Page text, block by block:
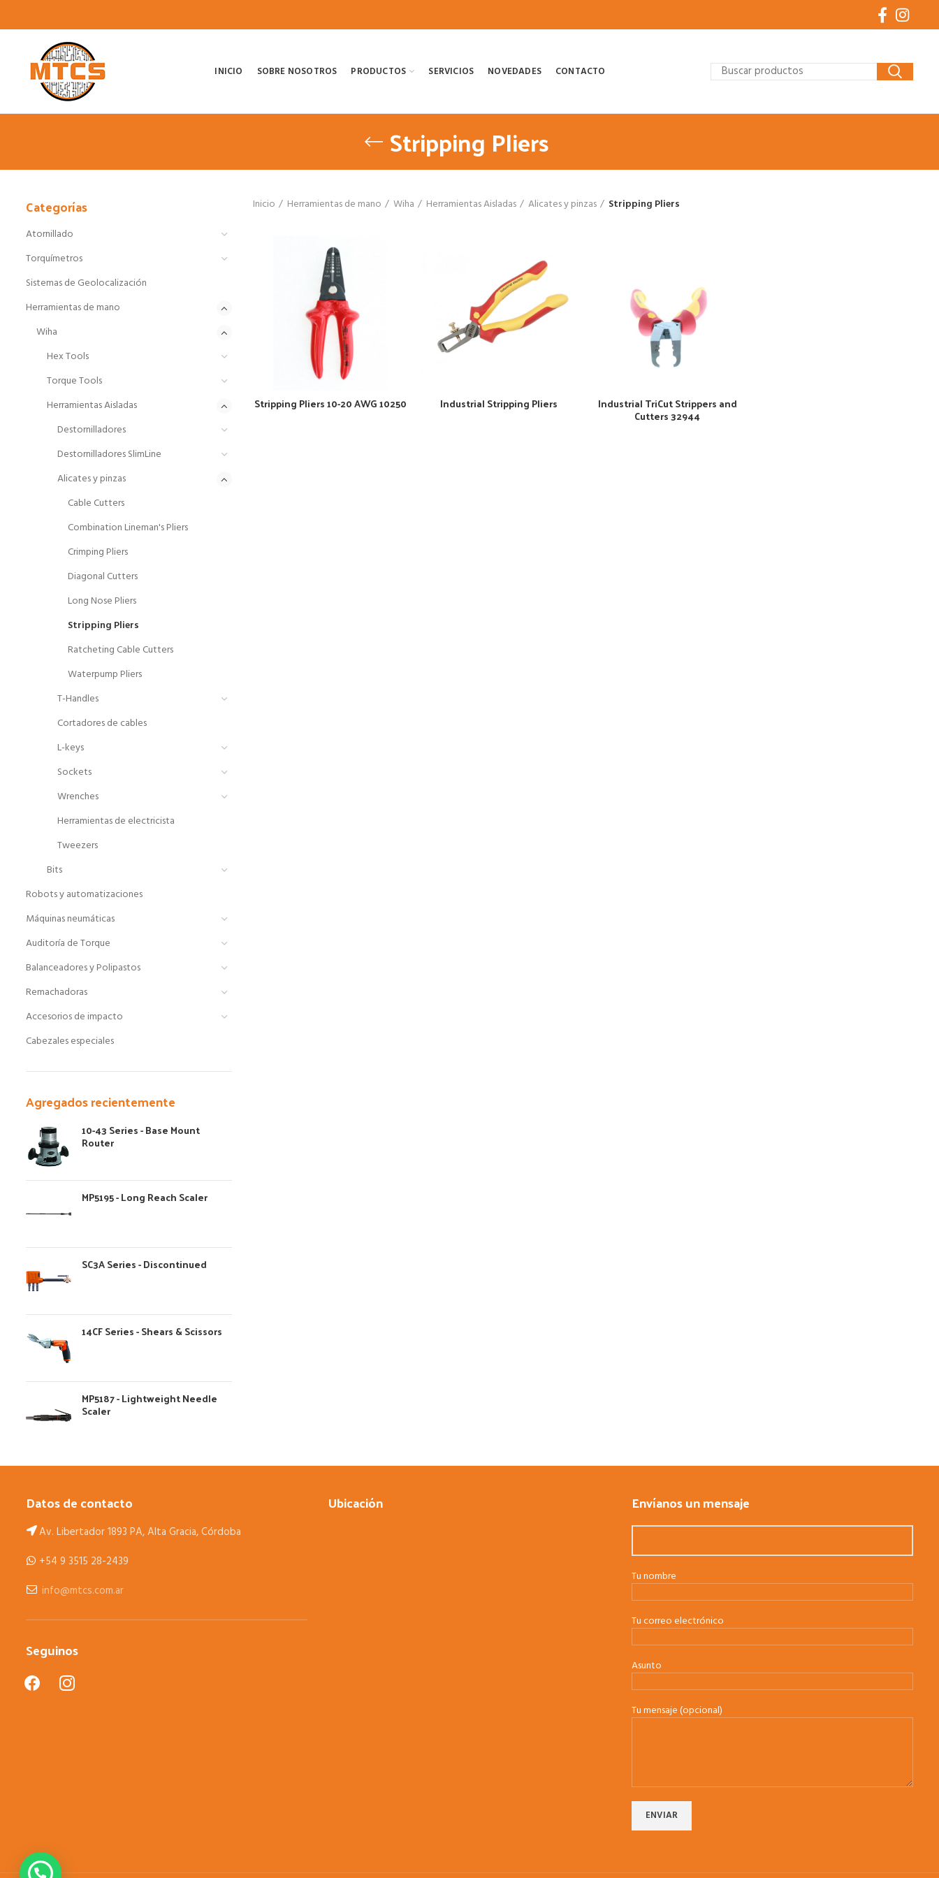
INICIO SOBRE NOSOTROS PRODUCTOS SERVICIOS NOVEDADES CONTACTO
Stripping Pliers
Categorías
Atornillado
Torquímetros
Sistemas de Geolocalización
Herramientas de mano
Wiha
Hex Tools
Torque Tools
Herramientas Aisladas
Destornilladores
Destornilladores SlimLine
Alicates y pinzas
Cable Cutters
Combination Lineman's Pliers
Crimping Pliers
Diagonal Cutters
Long Nose Pliers
Stripping Pliers
Ratcheting Cable Cutters
Waterpump Pliers
T-Handles
Cortadores de cables
L-keys
Sockets
Wrenches
Herramientas de electricista
Tweezers
Bits
Robots y automatizaciones
Máquinas neumáticas
Auditoría de Torque
Balanceadores y Polipastos
Remachadoras
Accesorios de impacto
Cabezales especiales
Agregados recientemente
10-43 Series - Base Mount
Router
MP5195 - Long Reach Scaler
SC3A Series - Discontinued
14CF Series - Shears & Scissors
MP5187 - Lightweight Needle
Scaler
Inicio Herramientas de mano Wiha Herramientas Aisladas Alicates y pinzas Stripping Pliers
Stripping Pliers 10-20 AWG 10250 Industrial Stripping Pliers Industrial TriCut Strippers and
Cutters 32944
Datos de contacto
Av. Libertador 1893 PA, Alta Gracia, Córdoba
+54 9 3515 28-2439
info@mtcs.com.ar
Seguinos
facebookinstagram
Ubicación Envíanos un mensaje
Tu nombre
Tu correo electrónico
Asunto
Tu mensaje (opcional)